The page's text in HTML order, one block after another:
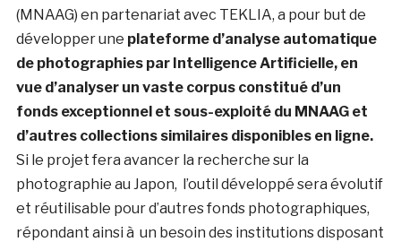
(MNAAG) en partenariat avec TEKLIA, a pour but de
développer une plateforme d’analyse automatique
de photographies par Intelligence Artificielle, en
vue d’analyser un vaste corpus constitué d’un
fonds exceptionnel et sous-exploité du MNAAG et
d’autres collections similaires disponibles en ligne.
Si le projet fera avancer la recherche sur la
photographie au Japon, l’outil développé sera évolutif
et réutilisable pour d’autres fonds photographiques,
répondant ainsi à un besoin des institutions disposant